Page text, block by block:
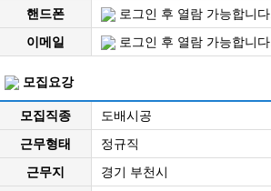
핸드폰
로그인 후 열람 가능합니다.
이메일
로그인 후 열람 가능합니다.
모집요강
모집직종
도배시공
근무형태
정규직
근무지
경기 부천시